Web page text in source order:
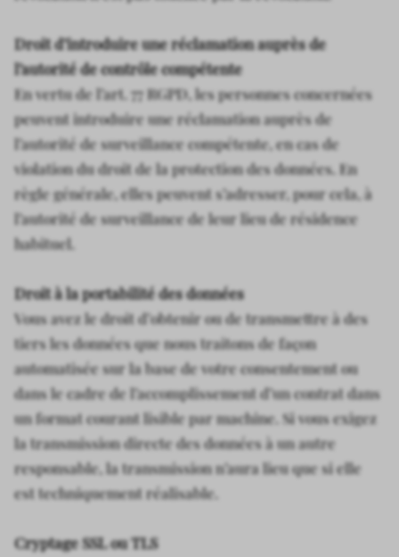
Droit d’introduire une réclamation auprès de
l’autorité de contrôle compétente
En vertu de l’art. 77 RGPD, les personnes concernées
peuvent introduire une réclamation auprès de
l’autorité de surveillance compétente, en cas de
violation du droit de la protection des données. En
règle générale, elles peuvent s’adresser, pour cela, à
l’autorité de surveillance de leur lieu de résidence
habituel.
Droit à la portabilité des données
Vous avez le droit d’obtenir ou de transmettre à des
tiers les données que nous traitons de façon
automatisée sur la base de votre consentement ou
dans le cadre de l’accomplissement d’un contrat dans
un format courant lisible par machine. Si vous exigez
la transmission directe des données à un autre
responsable, la transmission n’aura lieu que si elle
est techniquement réalisable.
Cryptage SSL ou TLS